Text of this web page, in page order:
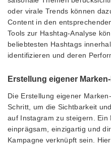
oder virale Trends können
Content in den
Tools zur Hashtag-Analyse
beliebtesten Hashtags
identifizieren und deren
Erstellung eigener
Die Erstellung eigener
Schritt, um die Sichtbarkeit
auf Instagram zu steigern. Ein
einprägsam, einzigartig und
Kampagne verknüpft sein.